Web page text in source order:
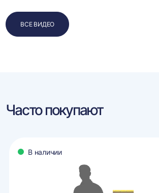
ВСЕ ВИДЕО
Часто покупают
В наличии